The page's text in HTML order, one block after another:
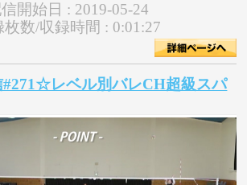
開始日 : 2019-05-24
枚数/収録時間 : 0:01:27
レベル別バレCH超級スパ